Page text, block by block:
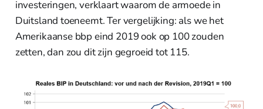
investeringen, verklaart waarom de armoede in
Duitsland toeneemt. Ter vergelijking: als we het
Amerikaanse bbp eind 2019 ook op 100 zouden
zetten, dan zou dit zijn gegroeid tot 115.